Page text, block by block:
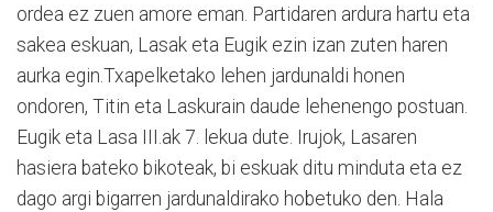
ordea ez zuen amore eman. Partidaren ardura hartu eta
sakea eskuan, Lasak eta Eugik ezin izan zuten haren
aurka egin.Txapelketako lehen jardunaldi honen
ondoren, Titin eta Laskurain daude lehenengo postuan.
Eugik eta Lasa III.ak 7. lekua dute. Irujok, Lasaren
hasiera bateko bikoteak, bi eskuak ditu minduta eta ez
dago argi bigarren jardunaldirako hobetuko den. Hala